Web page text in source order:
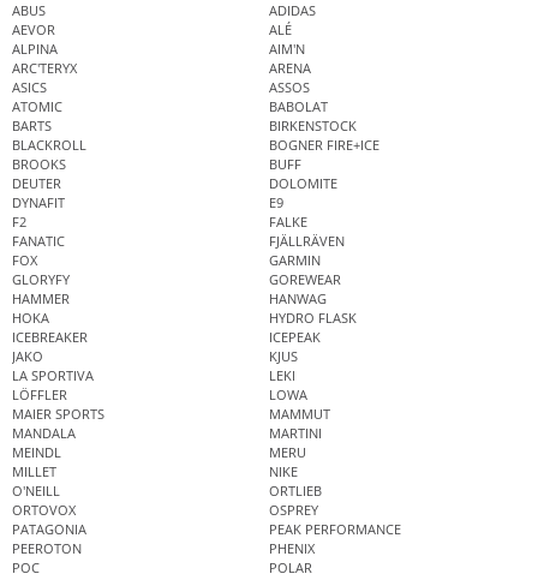
ABUS
ADIDAS
AEVOR
ALÉ
ALPINA
AIM'N
ARC'TERYX
ARENA
ASICS
ASSOS
ATOMIC
BABOLAT
BARTS
BIRKENSTOCK
BLACKROLL
BOGNER FIRE+ICE
BROOKS
BUFF
DEUTER
DOLOMITE
DYNAFIT
E9
F2
FALKE
FANATIC
FJÄLLRÄVEN
FOX
GARMIN
GLORYFY
GOREWEAR
HAMMER
HANWAG
HOKA
HYDRO FLASK
ICEBREAKER
ICEPEAK
JAKO
KJUS
LA SPORTIVA
LEKI
LÖFFLER
LOWA
MAIER SPORTS
MAMMUT
MANDALA
MARTINI
MEINDL
MERU
MILLET
NIKE
O'NEILL
ORTLIEB
ORTOVOX
OSPREY
PATAGONIA
PEAK PERFORMANCE
PEEROTON
PHENIX
POC
POLAR